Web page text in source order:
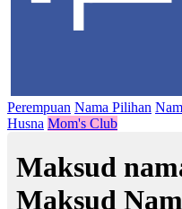
Perempuan Nama Pilihan
Husna Mom's Club
Maksud
Maksud